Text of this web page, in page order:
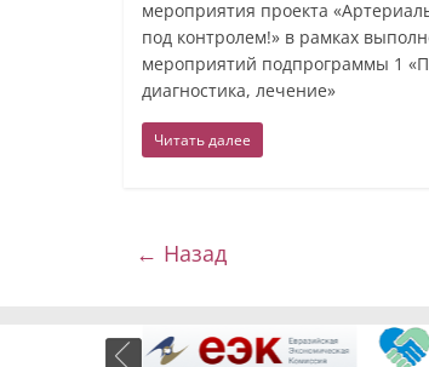
мероприятия проекта
под контролем!» в рамках
мероприятий подпрограммы 1
диагностика, лечение»
Читать далее
← Назад